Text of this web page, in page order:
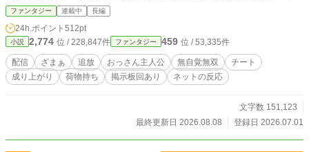
力『万物収納』だった！ 無意識にストックを解放したドクのパンチは、Sランク
相当の深層ボスを一撃で粉砕。 さらに、元パーティが切り忘れていた配信ドロ
ーンを通じ、「謎のおっさんによる深層ボス・ワンパン映像」が全世界へ大拡散
されてしまう。 本人は「運が良かっただけ」と呑気にハローワーク通いをする
中、その規格外の力に惹かれた各国のSランク美少女探索者たちが次々と日本へ
集結し、ドクを巡る熾烈な争奪戦が勃発！ やがて開催された大規模イベント
で、ドクの圧倒的な実力と、元パーティの悪行が全世界に露見することになり―
ィを社会的に抹殺する、痛快・勘違い系無自覚無双ファンタジー！
ファンタジー 連載中 長編
24h.ポイント 512pt
小説 2,774 位 / 228,847件 ファンタジー 459 位 / 53,335件
配信 ざまぁ 追放 おっさん主人公 無自覚無双
チート
成り上がり
荷物持ち 掲示板回あり ネットの反応
文字数 151,123
最終更新日 2026.08.08
登録日 2026.07.01